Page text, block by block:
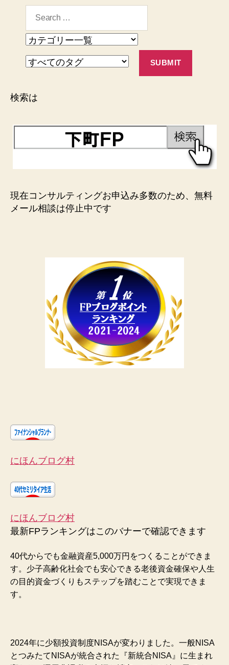
検索は
現在コンサルティングお申込み多数のため、無料
メール相談は停止中です
にほんブログ村
にほんブログ村
最新FPランキングはこのバナーで確認できます
40代からでも金融資産5,000万円をつくることができま
す。少子高齢化社会でも安心できる老後資金確保や人生
の目的資金づくりもステップを踏むことで実現できま
す。
2024年に少額投資制度NISAが変わりました。 一般NISA
とつみたてNISAが統合された『新統合NISA』に生まれ